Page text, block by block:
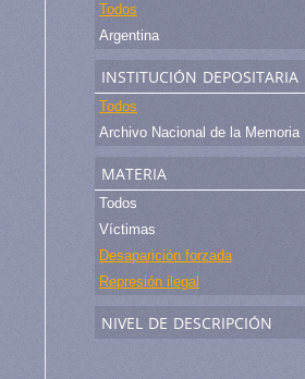
Todos
Argentina
institución depositaria
Todos
Archivo Nacional de la Memoria
materia
Todos
Víctimas
Desaparición forzada
Represión ilegal
nivel de descripción